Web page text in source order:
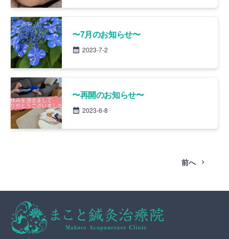
〜7月のお知らせ〜
2023-7-2
〜再開のお知らせ〜
2023-6-8
前へ